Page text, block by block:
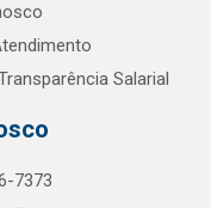
Salarial
7373